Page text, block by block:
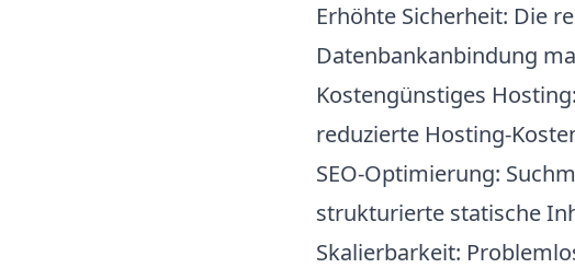
Erhöhte Sicherheit: Die
Datenbankanbindung
Kostengünstiges Hosting
reduzierte Hosting-
SEO-Optimierung:
strukturierte statische
Skalierbarkeit: